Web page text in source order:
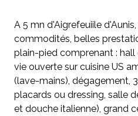
A 5 mn d'Aigrefeuiile
commodités, belles
plain-pied comprenant :
vie ouverte sur cuisine US
(lave-mains), dégagement,
placards ou dressing, salle
et douche italienne), grand